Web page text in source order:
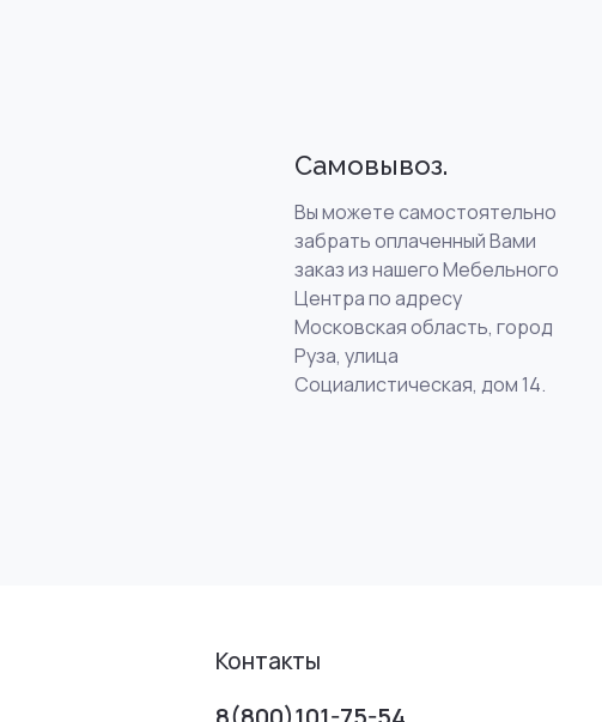
Самовывоз.
Вы можете самостоятельно
забрать оплаченный Вами
заказ из нашего Мебельного
Центра по адресу
Московская область, город
Руза, улица
Социалистическая, дом 14.
Контакты